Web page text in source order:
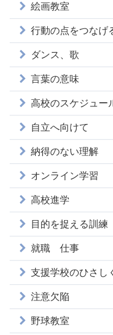
絵画教室
行動の点をつなげ
ダンス、歌
言葉の意味
高校のスケジュー
自立へ向けて
納得のない理解
オンライン学習
高校進学
目的を捉える訓練
就職 仕事
支援学校のひさし
注意欠陥
野球教室